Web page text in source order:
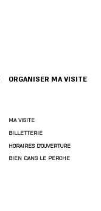
ORGANISER MA VISITE
MA VISITE
BILLETTERIE
HORAIRES D'OUVERTURE
BIEN DANS LE PERCHE